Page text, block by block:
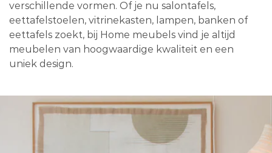
verschillende vormen. Of je nu salontafels,
eettafelstoelen, vitrinekasten, lampen, banken of
eettafels zoekt, bij Home meubels vind je altijd
meubelen van hoogwaardige kwaliteit en een
uniek design.